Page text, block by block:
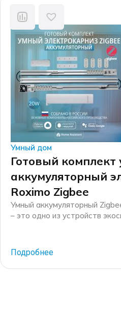
Компания […]
Умный дом
Готовый
аккумуляторный
Roximo Zigbee
Умный аккумуляторный
– это одно из устройств
этот карниз для Вас! Он
проводов и без розетки.
российский бренд
Подробнее